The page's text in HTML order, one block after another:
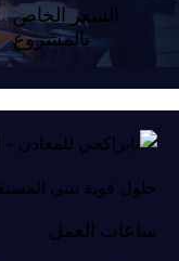
السعر الخاص
بالمشروع
حلول قوية تبني
ساعات العمل